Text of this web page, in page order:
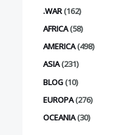
.WAR(162)
AFRICA(58)
AMERICA(498)
ASIA(231)
BLOG(10)
EUROPA(276)
OCEANIA(30)